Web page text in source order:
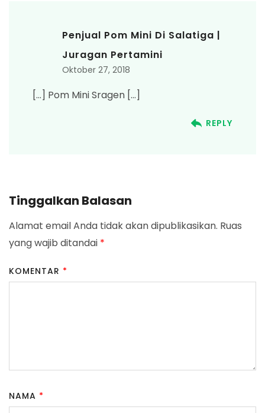
Penjual Pom Mini Di Salatiga |
Juragan Pertamini
Oktober 27, 2018
[…] Pom Mini Sragen […]
REPLY
Tinggalkan Balasan
Alamat email Anda tidak akan dipublikasikan. Ruas
yang wajib ditandai *
KOMENTAR *
NAMA *